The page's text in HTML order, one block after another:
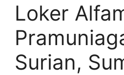
Loker
Surian,